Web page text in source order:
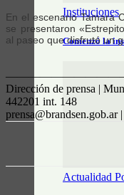
Instituciones
Comenzó la
Actualidad
En el escenario Tamara
se presentaron
al paseo que disfrutó un
Dirección de prensa |
442201 int. 148
prensa@brandsen.gob.ar |